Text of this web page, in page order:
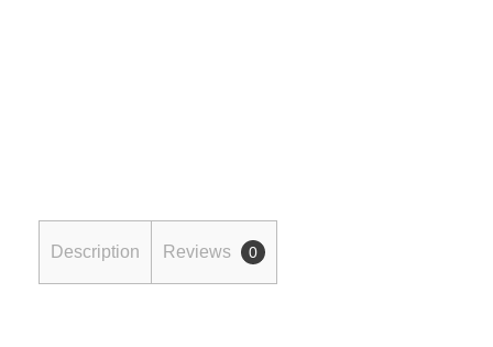
Description Reviews 0